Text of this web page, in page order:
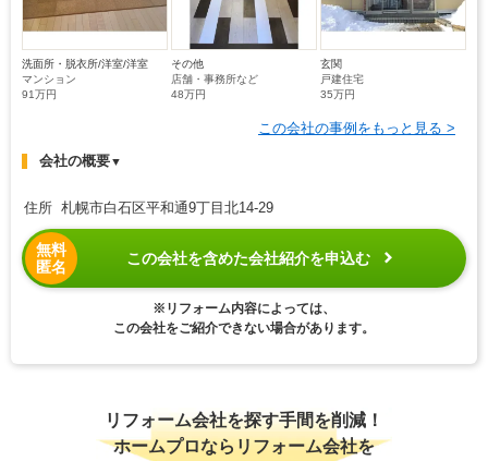
洗面所・脱衣所/洋室/洋室
マンション
91万円
その他
店舗・事務所など
48万円
玄関
戸建住宅
35万円
この会社の事例をもっと見る >
会社の概要▼
住所 札幌市白石区平和通9丁目北14-29
無料
匿名
この会社を含めた会社紹介を申込む
※リフォーム内容によっては、
この会社をご紹介できない場合があります。
リフォーム会社を探す手間を削減！
ホームプロならリフォーム会社を